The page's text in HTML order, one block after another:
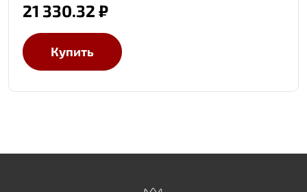
21 330.32 ₽
Купить